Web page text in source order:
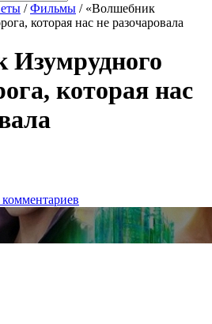
/Фильмы / «Волшебник
которая нас не разочаровала
Изумрудного
которая нас
комментариев